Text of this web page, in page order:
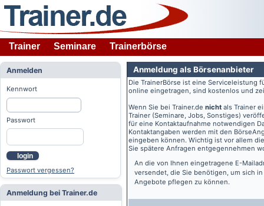
Trainer Seminare Trainerbörse
Anmelden
Kennwort
Passwort
login
Passwort vergessen?
Anmeldung bei Trainer.de
Anmeldung als Börsenanbieter
Die TrainerBörse ist eine Serviceleistung
online eingetragen, sind kostenlos und
Wenn Sie bei Trainer.de nicht als Trainer
Trainer (Seminare, Jobs, Sonstiges)
für eine Kontaktaufnahme notwendigen
Kontaktangaben werden mit den
eingeben können. Wichtig ist vor allem
Sie spätere Anfragen entgegennehmen
An die von Ihnen eingetragene E-
versendet, die Sie benötigen, um sich
Angebote pflegen zu können.